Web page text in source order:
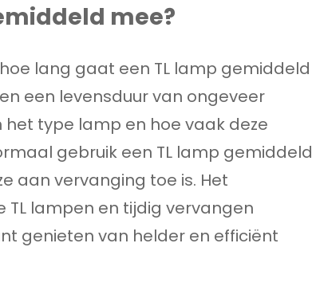
mee?
lang gaat een TL lamp gemiddeld
een levensduur van ongeveer
het type lamp en hoe vaak deze
gebruik een TL lamp gemiddeld
aan vervanging toe is. Het
lampen en tijdig vervangen
genieten van helder en efficiënt